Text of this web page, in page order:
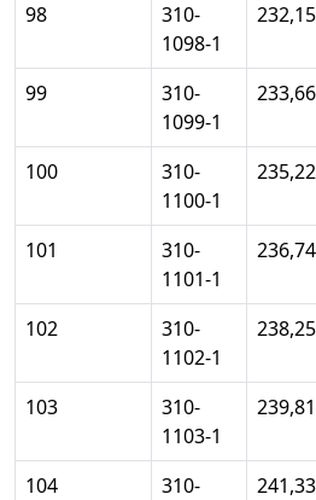
98
310-
1098-1
232,15
99
310-
1099-1
233,66
100
310-
1100-1
235,22
101
310-
1101-1
236,74
102
310-
1102-1
238,25
103
310-
1103-1
239,81
104
310-
241,33